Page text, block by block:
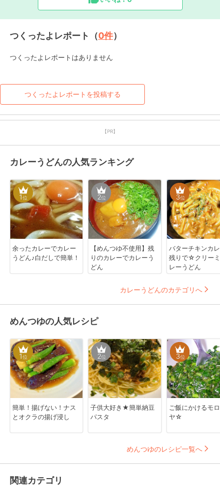
つくったよレポート（0件）
つくったよレポートはありません
つくったよレポートを投稿する
【PR】
カレーうどんの人気ランキング
1位
余ったカレーでカレー
うどん♪白だしで簡単！
2位
【めんつゆ不使用】残
りのカレーでカレーう
どん
3位
バターチキンカ
残りで☆クリー
レーうどん
カレーうどんのカテゴリへ
めんつゆの人気レシピ
1位
簡単！揚げない！ナス
とオクラの揚げ浸し
2位
子供大好き★簡単納豆
パスタ
3位
ご飯にかけるモ
ヤ☆
めんつゆのレシピ一覧へ
関連カテゴリ